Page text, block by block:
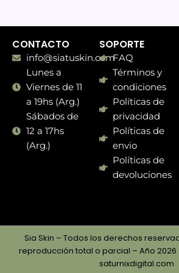
CONTACTO
info@siatuskin.com
Lunes a
Viernes de 11
a 19hs (Arg.)
Sábados de
12 a 17hs
(Arg.)
SOPORTE
FAQ
Términos y
condiciones
Políticas de
privacidad
Políticas de
envio
Políticas de
devoluciones
Sia Skin – Todos los derechos
reproducción total o parcial – Año
saturnixdigital.com